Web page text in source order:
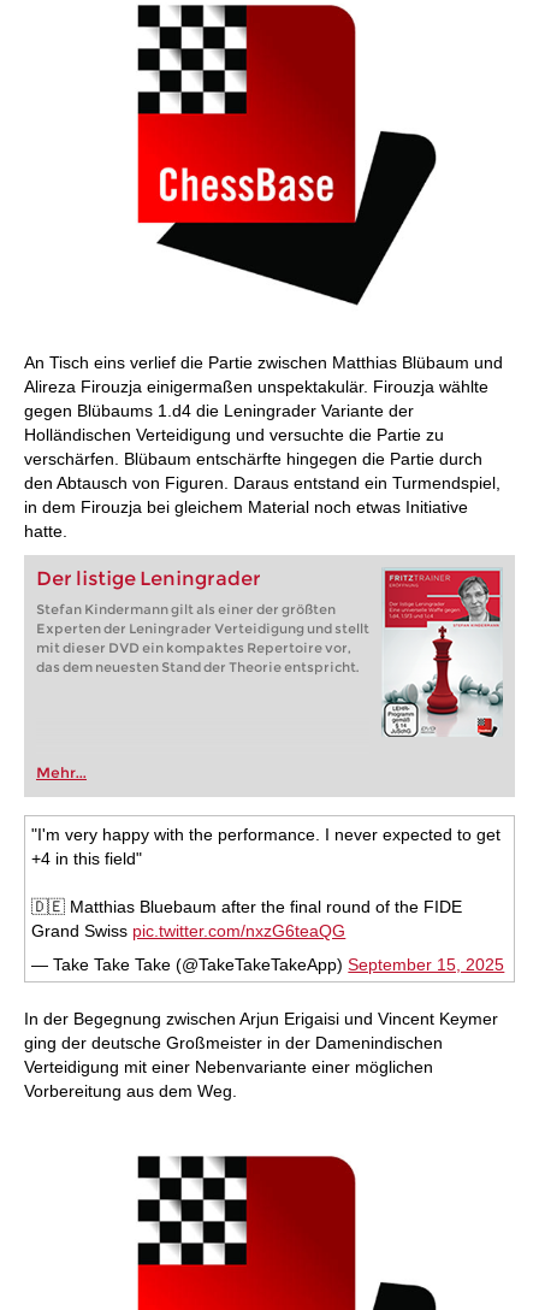
An Tisch eins verlief die Partie zwischen Matthias Blübaum und
Alireza Firouzja einigermaßen unspektakulär. Firouzja wählte
gegen Blübaums 1.d4 die Leningrader Variante der
Holländischen Verteidigung und versuchte die Partie zu
verschärfen. Blübaum entschärfte hingegen die Partie durch
den Abtausch von Figuren. Daraus entstand ein Turmendspiel,
in dem Firouzja bei gleichem Material noch etwas Initiative
hatte.
Der listige Leningrader
Stefan Kindermann gilt als einer der größten
Experten der Leningrader Verteidigung und stellt
mit dieser DVD ein kompaktes Repertoire vor,
das dem neuesten Stand der Theorie entspricht.
Mehr...
"I'm very happy with the performance. I never expected to get
+4 in this field"
🇩🇪 Matthias Bluebaum after the final round of the FIDE
Grand Swiss pic.twitter.com/nxzG6teaQG
— Take Take Take (@TakeTakeTakeApp)September 15, 2025
In der Begegnung zwischen Arjun Erigaisi und Vincent Keymer
ging der deutsche Großmeister in der Damenindischen
Verteidigung mit einer Nebenvariante einer möglichen
Vorbereitung aus dem Weg.